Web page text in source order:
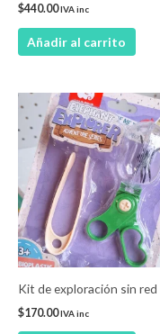
$440.00IVA inc
Añadir al carrito
Kit de exploración sin red
$170.00IVA inc